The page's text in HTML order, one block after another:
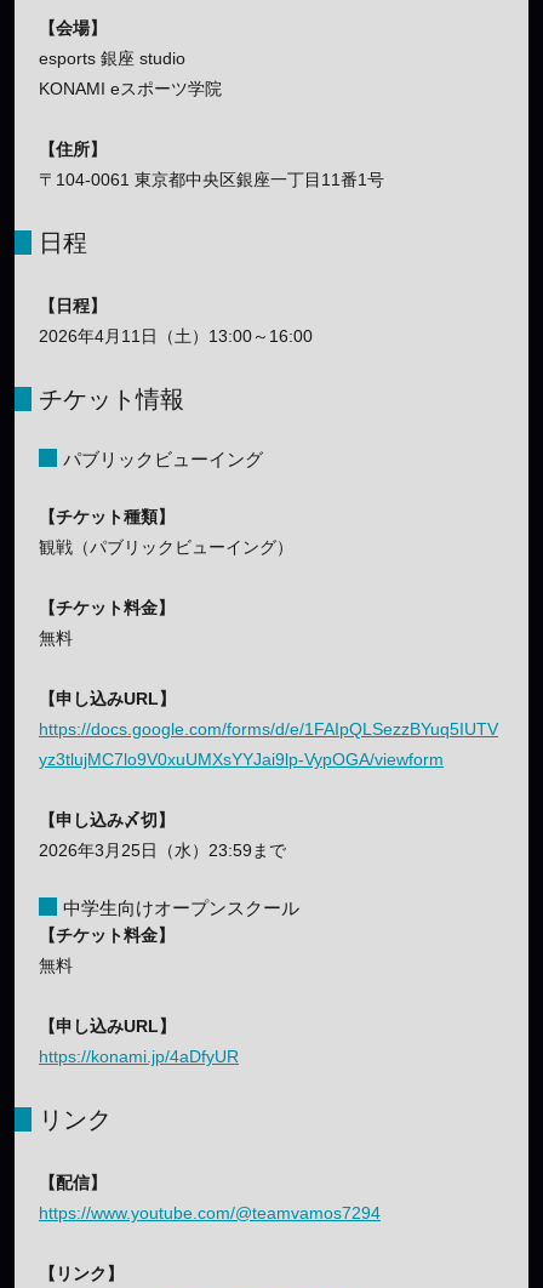
【会場】
esports 銀座 studio
KONAMI eスポーツ学院
【住所】
〒104-0061 東京都中央区銀座一丁目11番1号
日程
【日程】
2026年4月11日（土）13:00～16:00
チケット情報
パブリックビューイング
【チケット種類】
観戦（パブリックビューイング）
【チケット料金】
無料
【申し込みURL】
https://docs.google.com/forms/d/e/1FAIpQLSezzBYuq5IUTV
yz3tlujMC7lo9V0xuUMXsYYJai9lp-VypOGA/viewform
【申し込み〆切】
2026年3月25日（水）23:59まで
中学生向けオープンスクール
【チケット料金】
無料
【申し込みURL】
https://konami.jp/4aDfyUR
リンク
【配信】
https://www.youtube.com/@teamvamos7294
【リンク】